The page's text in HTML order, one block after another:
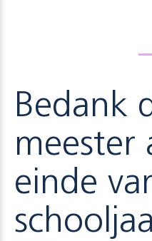
Bedank
meester
einde